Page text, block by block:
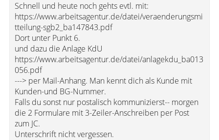
Schnell und heute noch gehts evtl. mit:
https://www.arbeitsagentur.de/datei/veraenderungsmi
tteilung-sgb2_ba147843.pdf
Dort unter Punkt 6.
und dazu die Anlage KdU
https://www.arbeitsagentur.de/datei/anlagekdu_ba013
056.pdf
---> per Mail-Anhang. Man kennt dich als Kunde mit
Kunden-und BG-Nummer.
Falls du sonst nur postalisch kommunizierst-- morgen
die 2 Formulare mit 3-Zeiler-Anschreiben per Post
zum JC.
Unterschrift nicht vergessen.